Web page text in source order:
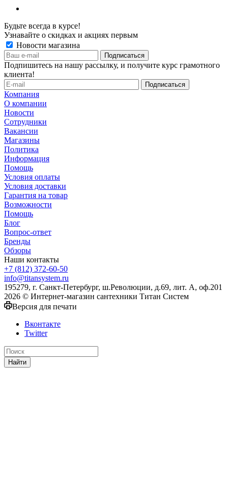
Будьте всегда в курсе!
Узнавайте о скидках и акциях первым
Новости магазина
Подпишитесь на нашу рассылку, и получите курс грамотного
клиента!
Компания
О компании
Новости
Сотрудники
Вакансии
Магазины
Политика
Информация
Помощь
Условия оплаты
Условия доставки
Гарантия на товар
Возможности
Помощь
Блог
Вопрос-ответ
Бренды
Обзоры
Наши контакты
+7 (812) 372-60-50
info@titansystem.ru
195279, г. Санкт-Петербург, ш.Революции, д.69, лит. А, оф.201
2026 © Интернет-магазин сантехники Титан Систем
Версия для печати
Вконтакте
Twitter
Найти